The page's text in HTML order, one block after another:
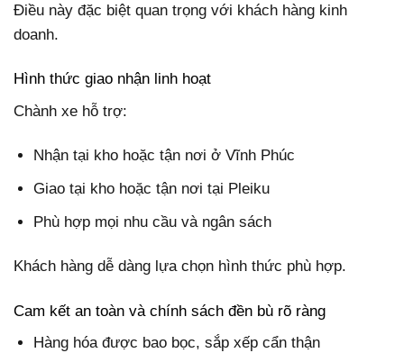
Điều này đặc biệt quan trọng với khách hàng kinh
doanh.
Hình thức giao nhận linh hoạt
Chành xe hỗ trợ:
Nhận tại kho hoặc tận nơi ở Vĩnh Phúc
Giao tại kho hoặc tận nơi tại Pleiku
Phù hợp mọi nhu cầu và ngân sách
Khách hàng dễ dàng lựa chọn hình thức phù hợp.
Cam kết an toàn và chính sách đền bù rõ ràng
Hàng hóa được bao bọc, sắp xếp cẩn thận